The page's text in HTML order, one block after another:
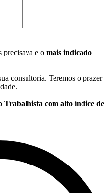
precisava e o mais indicado
consultoria. Teremos o prazer
Trabalhista com alto índice de